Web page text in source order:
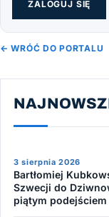
ZALOGUJ SIĘ
← WRÓĆ DO PORTALU
3 sierpnia 2026
Bartłomiej
Szwecji do
piątym podejściem